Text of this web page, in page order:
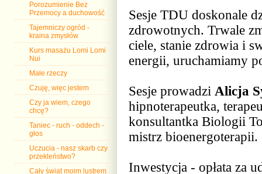
Porozumienie Bez
Przemocy a duchowość
Tajemniczy ogród -
kraina zmysłów
Kurs masażu Lomi Lomi
Nui
Małe rzeczy
Czuję, więc jestem
Czy ja wiem, czego
chcę?
Taniec - ruch - oddech -
głos
Uczucia - nasz skarb czy
przekleństwo?
Cały świat moim lustrem
Sesje TDU doskonale
zdrowotnych. Trwale
ciele, stanie zdrowia i
energii, uruchamiamy
Sesje prowadzi Alicja
hipnoterapeutka,
konsultantka Biologii
mistrz bioenergoterapii.
Inwestycja - opłata za